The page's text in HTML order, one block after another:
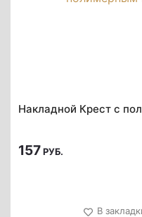
Накладной Крест с
157РУБ.
В